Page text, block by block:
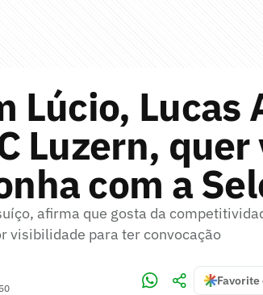
Lúcio, Lucas
Luzern,
com a
afirma que gosta da
visibilidade para ter convocação
Favorite